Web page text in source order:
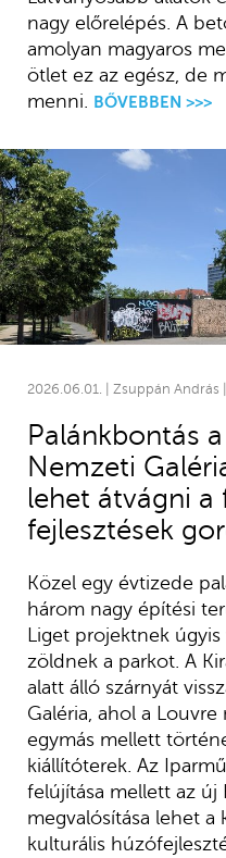
nagy előrelépés. A
amolyan magyaros
ötlet ez az egész, de
menni. BŐVEBBEN >>>
2026.06.01. | Zsuppán András |
Palánkbontás
Nemzeti
lehet átvágni a
fejlesztések
Közel egy évtizede
három nagy építési
Liget projektnek úgyis
zöldnek a parkot. A
alatt álló szárnyát
Galéria, ahol a
egymás mellett
kiállítóterek. Az
felújítása mellett az új
megvalósítása lehet a
kulturális